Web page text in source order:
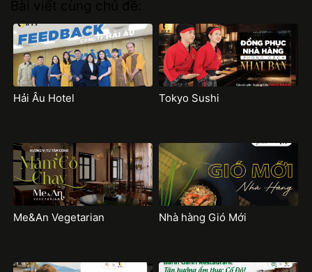
Hải Âu Hotel Tokyo Sushi
Me&An Vegetarian Nhà hàng Gió Mới